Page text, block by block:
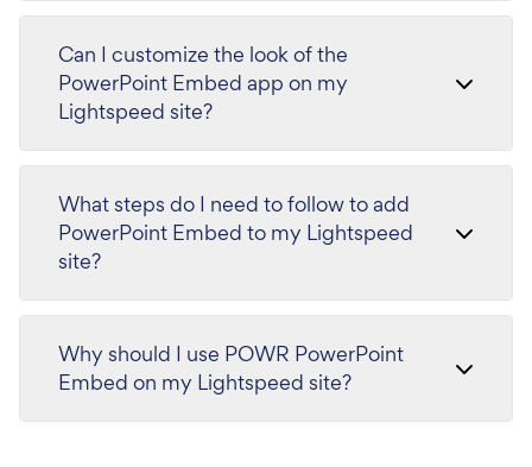
Can I customize the look of the
PowerPoint Embed app on my
Lightspeed site?
What steps do I need to follow to add
PowerPoint Embed to my Lightspeed
site?
Why should I use POWR PowerPoint
Embed on my Lightspeed site?